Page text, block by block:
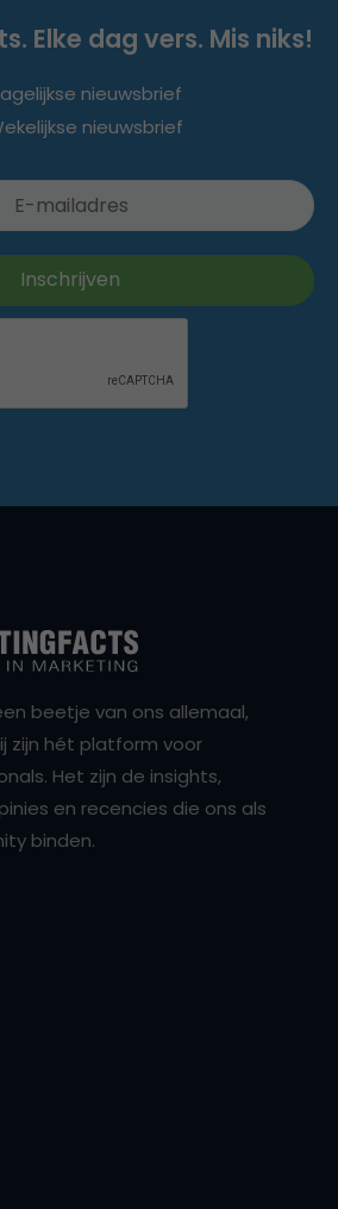
Elke dag vers. Mis niks!
nieuwsbrief
nieuwsbrief
beetje van ons allemaal,
zijn hét platform voor
Het zijn de insights,
en recencies die ons als
binden.